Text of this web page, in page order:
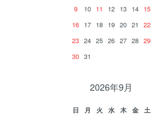
9
10 11 12 13 14 15
16 17 18 19 20 21
22
23 24 25 26 27 28 29
30 31
2026年9月
日 月 火 水 木 金
土